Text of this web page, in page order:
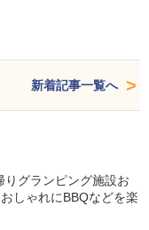
新着記事一覧へ
りグランピング施設お
しゃれにBBQなどを楽